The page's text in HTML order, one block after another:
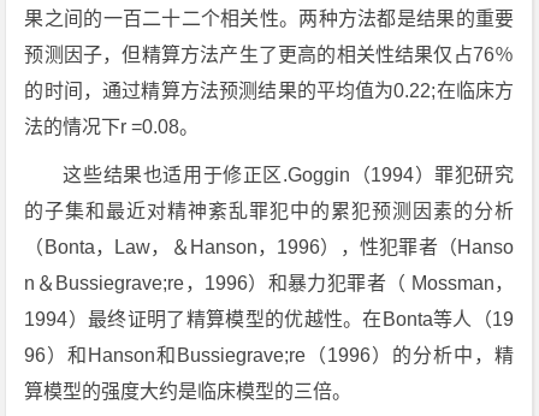
果之间的一百二十二个相关性。两种方法都是结果的重要
预测因子，但精算方法产生了更高的相关性结果仅占76％
的时间，通过精算方法预测结果的平均值为0.22;在临床方
法的情况下r =0.08。
这些结果也适用于修正区.Goggin（1994）罪犯研究
的子集和最近对精神紊乱罪犯中的累犯预测因素的分析
（Bonta，Law，＆Hanson，1996），性犯罪者（Hanso
n＆Bussiegrave;re，1996）和暴力犯罪者（ Mossman，
1994）最终证明了精算模型的优越性。在Bonta等人（19
96）和Hanson和Bussiegrave;re（1996）的分析中，精
算模型的强度大约是临床模型的三倍。